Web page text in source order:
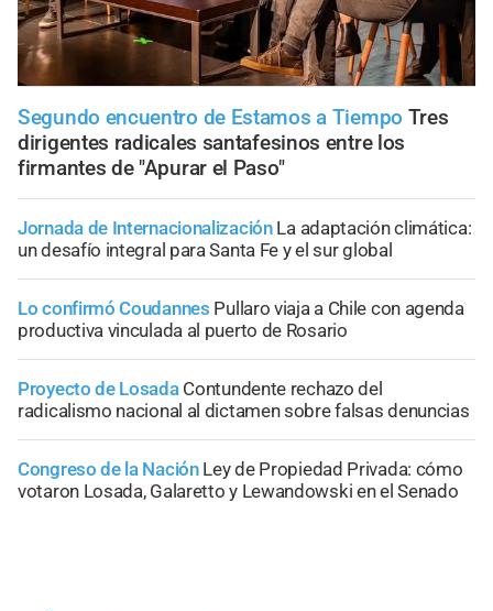
Segundo encuentro de Estamos a Tiempo Tres
dirigentes radicales santafesinos entre los
firmantes de "Apurar el Paso"
Jornada de Internacionalización La adaptación climática:
un desafío integral para Santa Fe y el sur global
Lo confirmó Coudannes Pullaro viaja a Chile con agenda
productiva vinculada al puerto de Rosario
Proyecto de Losada Contundente rechazo del
radicalismo nacional al dictamen sobre falsas denuncias
Congreso de la Nación Ley de Propiedad Privada: cómo
votaron Losada, Galaretto y Lewandowski en el Senado